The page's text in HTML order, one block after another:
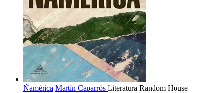
Ñamérica Martín Caparrós Literatura Random House